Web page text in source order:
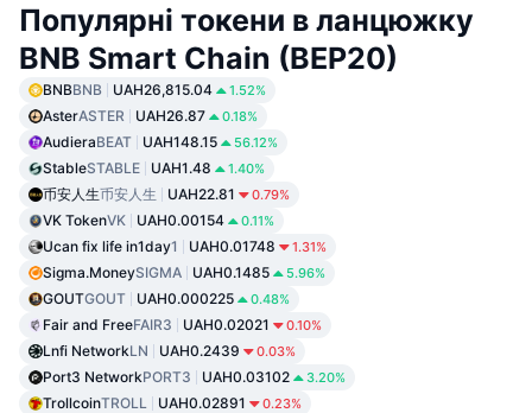
Популярні токени в ланцюжку
BNB Smart Chain (BEP20)
BNBBNB UAH26,815.04 1.52%
AsterASTER UAH26.87 0.18%
AudieraBEAT UAH148.15 56.12%
StableSTABLE UAH1.48 1.40%
币安人生币安人生 UAH22.81 0.79%
VK TokenVK UAH0.00154 0.11%
Ucan fix life in1day1 UAH0.01748 1.31%
Sigma.MoneySIGMA UAH0.1485 5.96%
GOUTGOUT UAH0.000225 0.48%
Fair and FreeFAIR3 UAH0.02021 0.10%
Lnfi NetworkLN UAH0.2439 0.03%
Port3 NetworkPORT3 UAH0.03102 3.20%
TrollcoinTROLL UAH0.02891 0.23%